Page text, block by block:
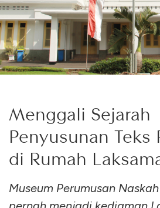
Menggali Sejarah
Penyusunan Teks
di Rumah
Museum Perumusan